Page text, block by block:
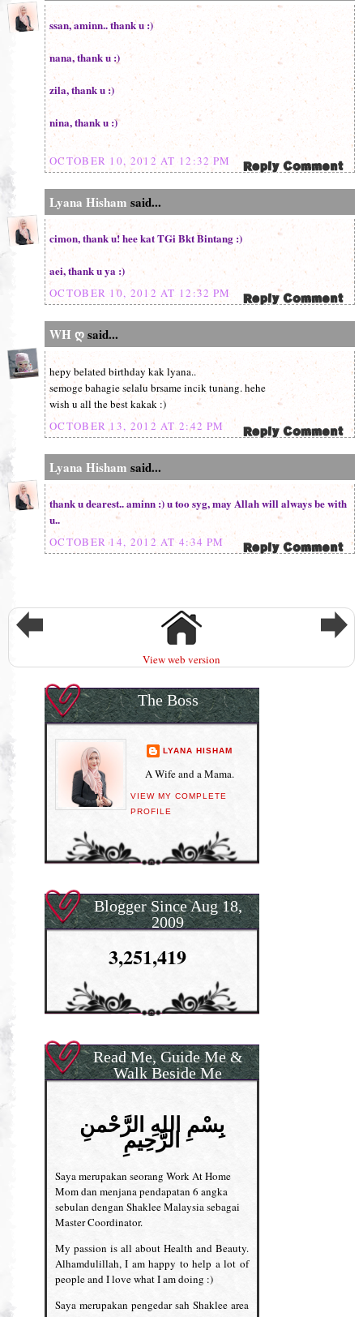
ssan, aminn.. thank u :)
nana, thank u :)
zila, thank u :)
nina, thank u :)
OCTOBER 10, 2012 AT 12:32 PM
Lyana Hisham said...
cimon, thank u! hee kat TGi Bkt Bintang :)
aei, thank u ya :)
OCTOBER 10, 2012 AT 12:32 PM
WH ღsaid...
hepy belated birthday kak lyana..
semoge bahagie selalu brsame incik tunang. hehe
wish u all the best kakak :)
OCTOBER 13, 2012 AT 2:42 PM
Lyana Hisham said...
thank u dearest.. aminn :) u too syg, may Allah will always be with
u..
OCTOBER 14, 2012 AT 4:34 PM
View web version
The Boss
LYANA HISHAM
A Wife and a Mama.
VIEW MY COMPLETE
PROFILE
Blogger Since Aug 18,
2009
3,251,419
Read Me, Guide Me &
Walk Beside Me
بِسْمِ اللهِ الرَّحْمنِ
الرَّحِيمِ
Saya merupakan seorang Work At Home
Mom dan menjana pendapatan 6 angka
sebulan dengan Shaklee Malaysia sebagai
Master Coordinator.
My passion is all about Health and Beauty.
Alhamdulillah, I am happy to help a lot of
people and I love what I am doing :)
Saya merupakan pengedar sah Shaklee area